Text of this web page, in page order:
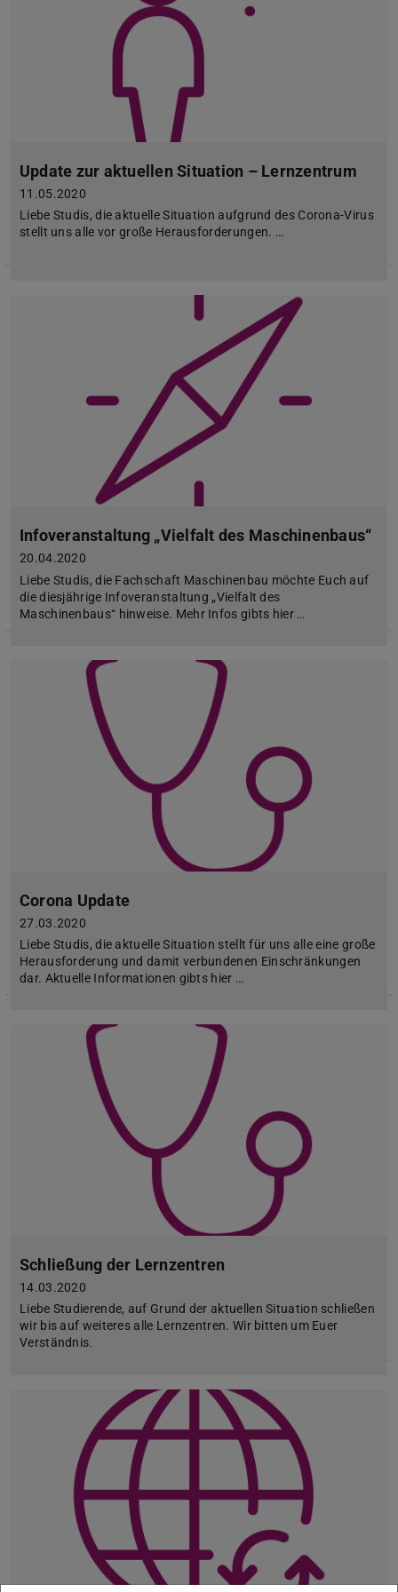
Update zur aktuellen Situation – Lernzentrum
11.05.2020
Liebe Studis, die aktuelle Situation aufgrund des Corona-Virus
stellt uns alle vor große Herausforderungen. …
Infoveranstaltung „Vielfalt des Maschinenbaus“
20.04.2020
Liebe Studis, die Fachschaft Maschinenbau möchte Euch auf
die diesjährige Infoveranstaltung „Vielfalt des
Maschinenbaus“ hinweise. Mehr Infos gibts hier …
Corona Update
27.03.2020
Liebe Studis, die aktuelle Situation stellt für uns alle eine große
Herausforderung und damit verbundenen Einschränkungen
dar. Aktuelle Informationen gibts hier …
Schließung der Lernzentren
14.03.2020
Liebe Studierende, auf Grund der aktuellen Situation schließen
wir bis auf weiteres alle Lernzentren. Wir bitten um Euer
Verständnis.